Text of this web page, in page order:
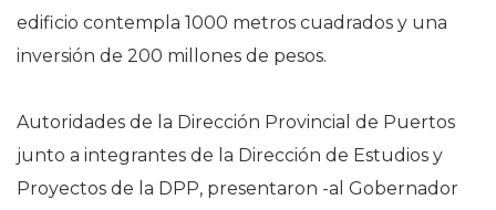
edificio contempla 1000 metros cuadrados y una
inversión de 200 millones de pesos.
Autoridades de la Dirección Provincial de Puertos
junto a integrantes de la Dirección de Estudios y
Proyectos de la DPP, presentaron -al Gobernador